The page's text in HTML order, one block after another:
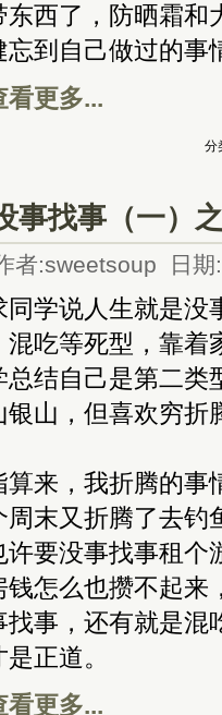
东西了，防晒霜和
忘到自己做过的事
看更多...
分
事找事（一）
者:sweetsoup 日期
同学说人生就是没
混吃等死型，靠着
总结自己是第二类
银山，但喜欢穷折
算来，我折腾的事
周末又折腾了去钓
许要没事找事租个
钱怎么也攒不起来
找事，还有就是混
正道。
看更多...